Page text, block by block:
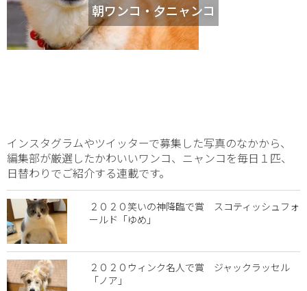
朝ワンコ・夕ニャンコ
インスタグラムやツイッターで募集した写真のなかから、
編集部が厳選したかわいいワンコ、ニャンコを毎日１匹、
日替わりでご紹介する連載です。
２０２０笑いの神降臨で賞 スコティッシュフォ
ールド「ゆめ」
２０２０ウィンク名人で賞 ジャックラッセル
「ノア」